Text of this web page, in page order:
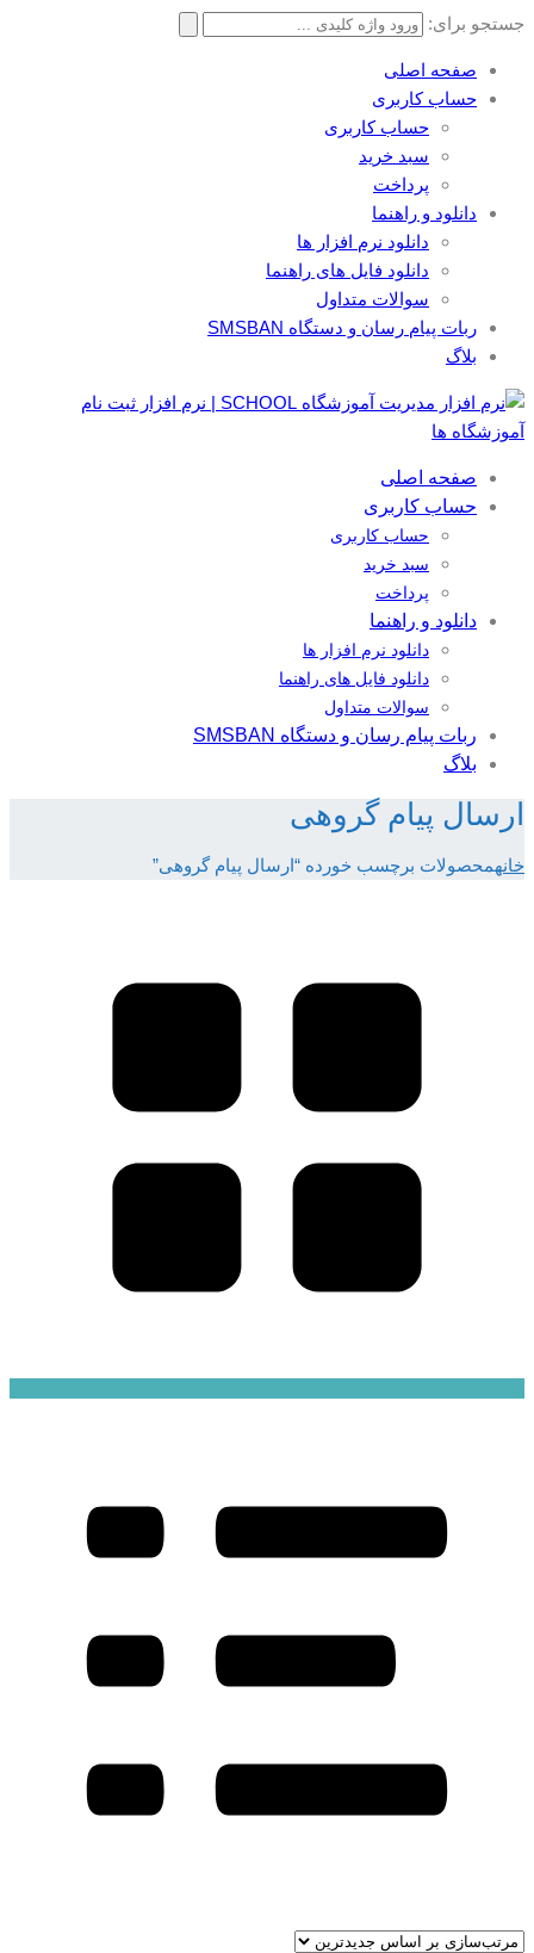
جستجو برای:
صفحه اصلی
حساب کاربری
حساب کاربری
سبد خرید
پرداخت
دانلود و راهنما
دانلود نرم افزار ها
دانلود فایل های راهنما
سوالات متداول
ربات پیام رسان و دستگاه SMSBAN
بلاگ
صفحه اصلی
حساب کاربری
حساب کاربری
سبد خرید
پرداخت
دانلود و راهنما
دانلود نرم افزار ها
دانلود فایل های راهنما
سوالات متداول
ربات پیام رسان و دستگاه SMSBAN
بلاگ
ارسال پیام گروهی
خانهمحصولات برچسب خورده “ارسال پیام گروهی”